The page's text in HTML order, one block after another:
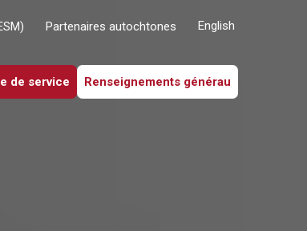
Partenaires autochtones English
de service Renseignements générau